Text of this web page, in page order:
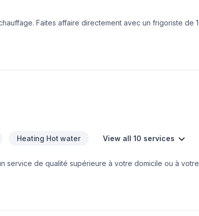
Faites affaire directement avec un frigoriste de
Heating Hot water View all 10 services
service de qualité supérieure à votre domicile ou à